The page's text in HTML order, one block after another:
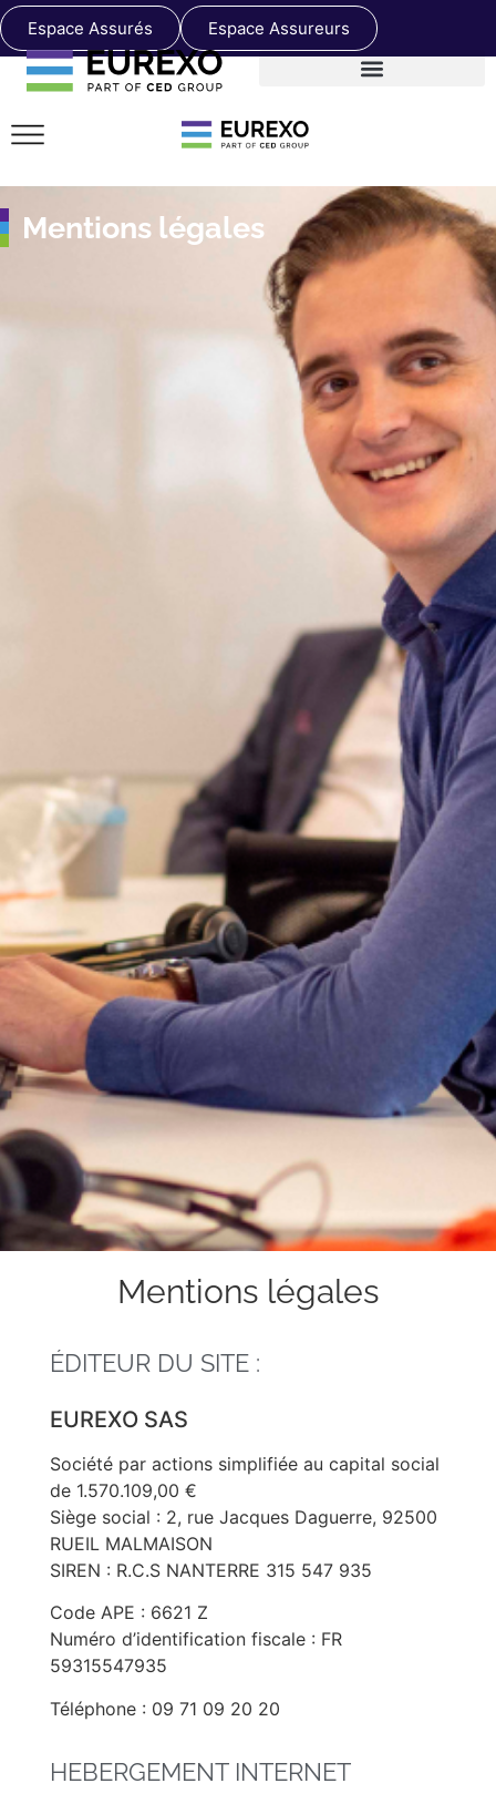
Espace Assurés Espace Assureurs
Mentions légales
Mentions légales
ÉDITEUR DU SITE :
EUREXO SAS
Société par actions simplifiée au capital social
de 1.570.109,00 €
Siège social : 2, rue Jacques Daguerre, 92500
RUEIL MALMAISON
SIREN : R.C.S NANTERRE 315 547 935
Code APE : 6621 Z
Numéro d’identification fiscale : FR
59315547935
Téléphone : 09 71 09 20 20
HEBERGEMENT INTERNET